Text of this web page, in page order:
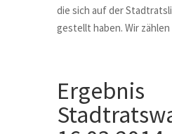
die sich auf der
gestellt haben. Wir zählen
Ergebnis